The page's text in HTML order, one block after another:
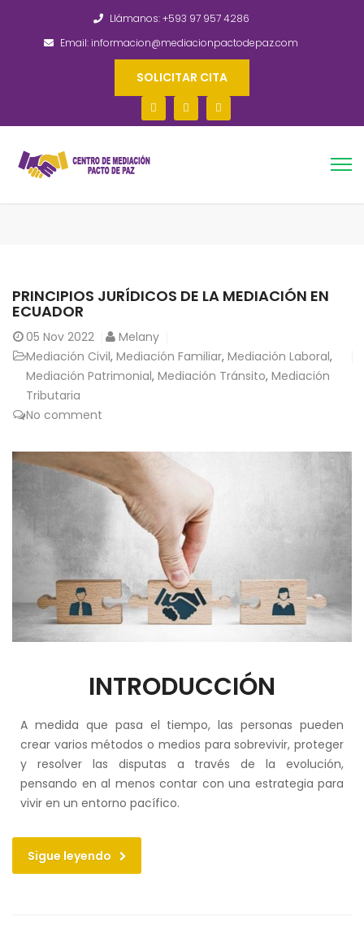
Llámanos: +593 97 957 4286
Email: informacion@mediacionpactodepaz.com
SOLICITAR CITA
PRINCIPIOS JURÍDICOS DE LA MEDIACIÓN EN
ECUADOR
05 Nov 2022
Melany
Mediación Civil, Mediación Familiar, Mediación Laboral,
Mediación Patrimonial, Mediación Tránsito, Mediación
Tributaria
No comment
INTRODUCCIÓN
A medida que pasa el tiempo, las personas pueden
crear varios métodos o medios para sobrevivir, proteger
y resolver las disputas a través de la evolución,
pensando en al menos contar con una estrategia para
vivir en un entorno pacífico.
Sigue leyendo